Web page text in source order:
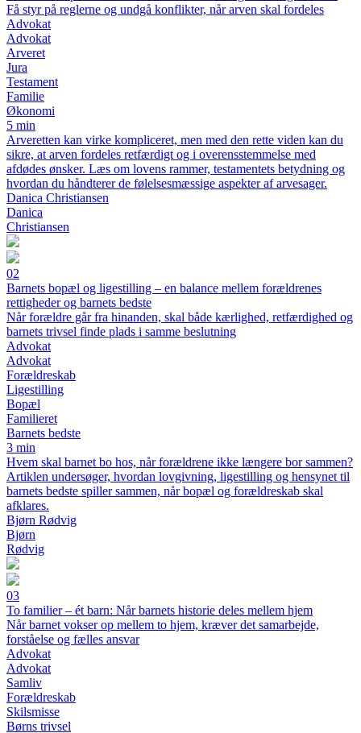
Få styr på reglerne og undgå konflikter, når arven skal fordeles
Advokat
Advokat
Arveret
Jura
Testament
Familie
Økonomi
5 min
Arveretten kan virke kompliceret, men med den rette viden kan du
sikre, at arven fordeles retfærdigt og i overensstemmelse med
afdødes ønsker. Læs om lovens rammer, testamentets betydning og
hvordan du håndterer de følelsesmæssige aspekter af arvesager.
Danica Christiansen
Danica
Christiansen
02
Barnets bopæl og ligestilling – en balance mellem forældrenes
rettigheder og barnets bedste
Når forældre går fra hinanden, skal både kærlighed, retfærdighed og
barnets trivsel finde plads i samme beslutning
Advokat
Advokat
Forældreskab
Ligestilling
Bopæl
Familieret
Barnets bedste
3 min
Hvem skal barnet bo hos, når forældrene ikke længere bor sammen?
Artiklen undersøger, hvordan lovgivning, ligestilling og hensynet til
barnets bedste spiller sammen, når bopæl og forældreskab skal
afklares.
Bjørn Rødvig
Bjørn
Rødvig
03
To familier – ét barn: Når barnets historie deles mellem hjem
Når barnet vokser op mellem to hjem, kræver det samarbejde,
forståelse og fælles ansvar
Advokat
Advokat
Samliv
Forældreskab
Skilsmisse
Børns trivsel